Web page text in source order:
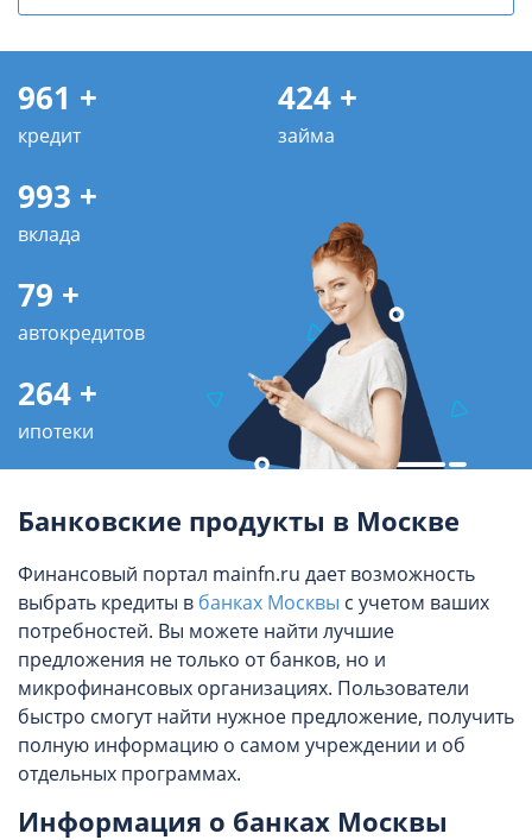
961 +
кредит
424 +
займа
993 +
вклада
79 +
автокредитов
264 +
ипотеки
Банковские продукты в Москве
Финансовый портал mainfn.ru дает возможность
выбрать кредиты в банках Москвы с учетом ваших
потребностей. Вы можете найти лучшие
предложения не только от банков, но и
микрофинансовых организациях. Пользователи
быстро смогут найти нужное предложение, получить
полную информацию о самом учреждении и об
отдельных программах.
Информация о банках Москвы